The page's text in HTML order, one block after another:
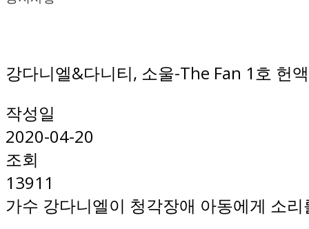
강다니엘&다니티, 소울-The Fan 1호 헌
작성일
2020-04-20
조회
13911
가수 강다니엘이 청각장애 아동에게 소